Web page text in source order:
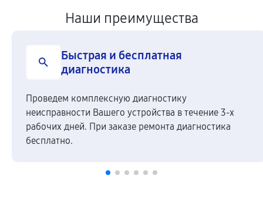
Наши преимущества
Быстрая и бесплатная
диагностика
Проведем комплексную диагностику
неисправности Вашего устройства в течение 3-х
рабочих дней. При заказе ремонта диагностика
бесплатно.